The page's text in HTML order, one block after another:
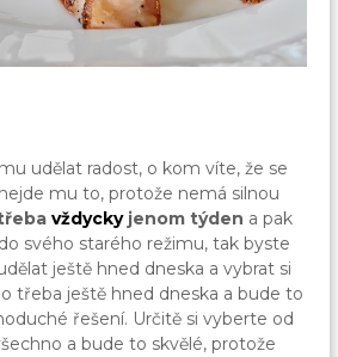
udělat radost, o kom víte, že se
mu to, protože nemá silnou
vždyckyjenom týden a pak
svého starého režimu, tak byste
ještě hned dneska a vybrat si
třeba ještě hned dneska a bude to
řešení. Určitě si vyberte od
a bude to skvělé, protože